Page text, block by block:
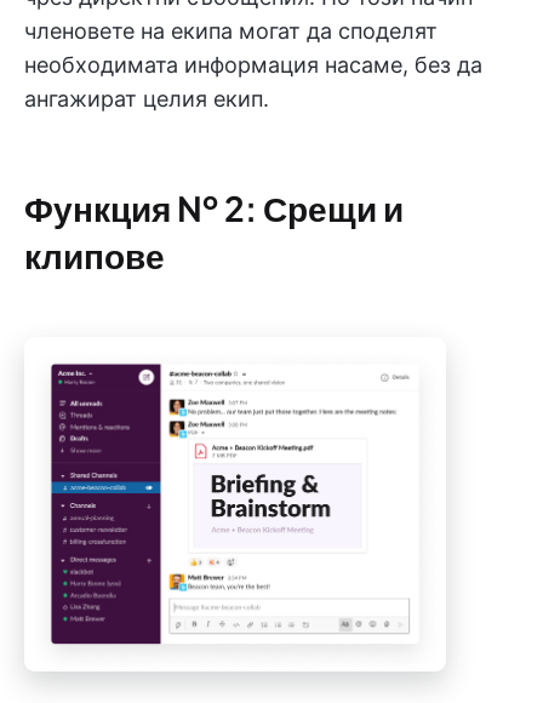
членовете на екипа могат да споделят
необходимата информация насаме, без да
ангажират целия екип.
Функция № 2: Срещи и
клипове